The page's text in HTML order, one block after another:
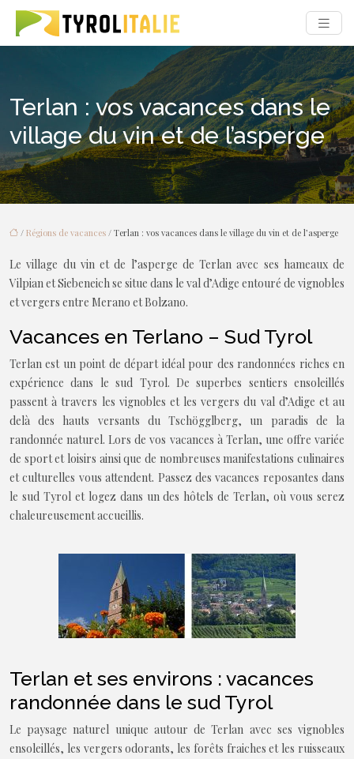
Terlan : vos vacances dans le
village du vin et de l’asperge
/ Régions de vacances / Terlan : vos vacances dans le village du vin et de l’asperge
Le village du vin et de l’asperge de Terlan avec ses hameaux de
Vilpian et Siebeneich se situe dans le val d’Adige entouré de vignobles
et vergers entre Merano et Bolzano.
Vacances en Terlano – Sud Tyrol
Terlan est un point de départ idéal pour des randonnées riches en
expérience dans le sud Tyrol. De superbes sentiers ensoleillés
passent à travers les vignobles et les vergers du val d’Adige et au
delà des hauts versants du Tschögglberg, un paradis de la
randonnée naturel. Lors de vos vacances à Terlan, une offre variée
de sport et loisirs ainsi que de nombreuses manifestations culinaires
et culturelles vous attendent. Passez des vacances reposantes dans
le sud Tyrol et logez dans un des hôtels de Terlan, où vous serez
chaleureusement accueillis.
Terlan et ses environs : vacances
randonnée dans le sud Tyrol
Le paysage naturel unique autour de Terlan avec ses vignobles
ensoleillés, les vergers odorants, les forêts fraiches et les ruisseaux